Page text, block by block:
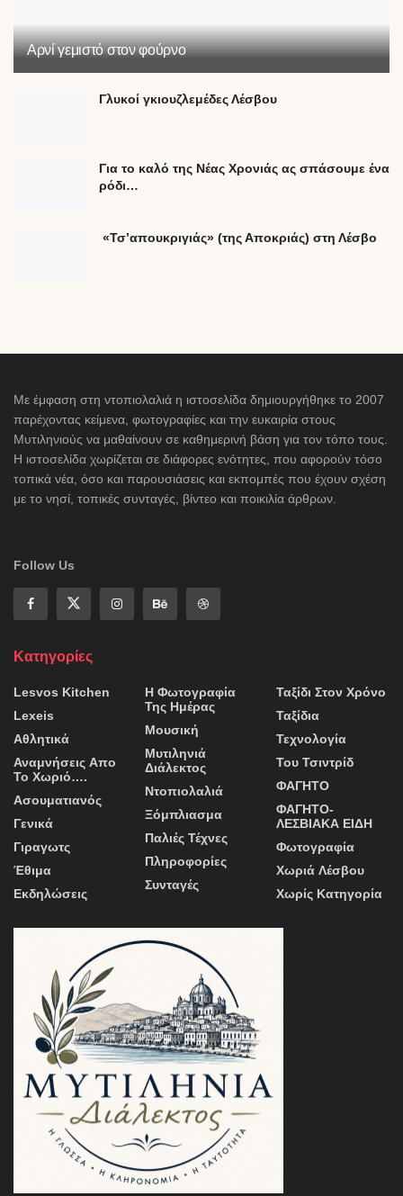
Αρνί γεμιστό στον φούρνο
Γλυκοί γκιουζλεμέδες Λέσβου
Για το καλό της Νέας Χρονιάς ας σπάσουμε ένα
ρόδι…
«Τσ’απουκριγιάς» (της Αποκριάς) στη Λέσβο
Με έμφαση στη ντοπιολαλιά η ιστοσελίδα δημιουργήθηκε το 2007
παρέχοντας κείμενα, φωτογραφίες και την ευκαιρία στους
Μυτιληνιούς να μαθαίνουν σε καθημερινή βάση για τον τόπο τους.
Η ιστοσελίδα χωρίζεται σε διάφορες ενότητες, που αφορούν τόσο
τοπικά νέα, όσο και παρουσιάσεις και εκπομπές που έχουν σχέση
με το νησί, τοπικές συνταγές, βίντεο και ποικιλία άρθρων.
Follow Us
Κατηγορίες
Lesvos Kitchen
Lexeis
Αθλητικά
Αναμνήσεις Απο
Το Χωριό….
Ασουματιανός
Γενικά
Γιραγωτς
Έθιμα
Εκδηλώσεις
Η Φωτογραφία
Της Ημέρας
Μουσική
Μυτιληνιά
Διάλεκτος
Ντοπιολαλιά
Ξόμπλιασμα
Παλιές Τέχνες
Πληροφορίες
Συνταγές
Ταξίδι Στον Χρόνο
Ταξίδια
Τεχνολογία
Του Τσιντρίδ
ΦΑΓΗΤΟ
ΦΑΓΗΤΟ-
ΛΕΣΒΙΑΚΑ ΕΙΔΗ
Φωτογραφία
Χωριά Λέσβου
Χωρίς Κατηγορία